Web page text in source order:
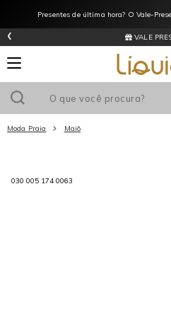
Presentes de última hora? O Vale-
VALE
‹
Moda Praia Maiô
030 005 174 0063